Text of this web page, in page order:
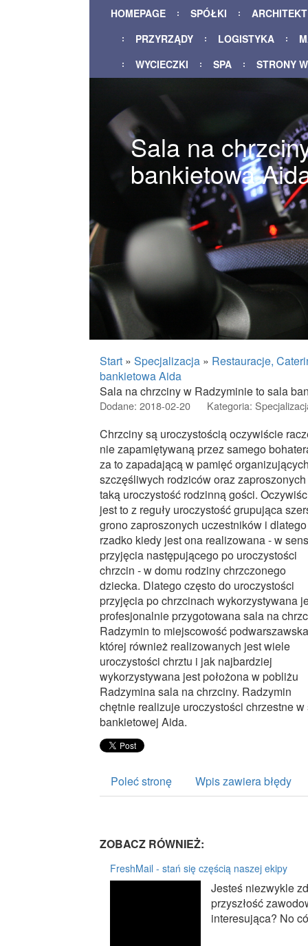
HOMEPAGE SPÓŁKI
PRZYRZĄDY
LOGISTYKA
WYCIECZKI
SPA STRONY
Sala na
bankietowa
Start » Specjalizacja » Restauracje,
bankietowa Aida
Sala na chrzciny w Radzyminie to sala
Dodane: 2018-02-20 Kategoria:
Chrzciny są uroczystością oczywiście
nie zapamiętywaną przez samego
za to zapadającą w pamięć
szczęśliwych rodziców oraz
taką uroczystość rodzinną gości.
jest to z reguły uroczystość grupująca
grono zaproszonych uczestników i dlatego
rzadko kiedy jest ona realizowana - w
przyjęcia następującego po uroczystości
chrzcin - w domu rodziny chrzczonego
dziecka. Dlatego często do uroczystości
przyjęcia po chrzcinach wykorzystywana
profesjonalnie przygotowana sala na
Radzymin to miejscowość
której również realizowanych jest wiele
uroczystości chrztu i jak najbardziej
wykorzystywana jest położona w pobliżu
Radzymina sala na chrzciny. Radzymin
chętnie realizuje uroczystości chrzestne w
bankietowej Aida.
Poleć stronę Wpis zawiera błędy
ZOBACZ RÓWNIEŻ:
FreshMail - stań się częścią naszej ekipy
Jesteś niezwykle
przyszłość
interesująca? No